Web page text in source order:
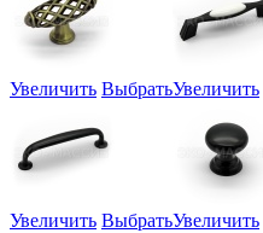
Увеличить ВыбратьУвеличить
Увеличить ВыбратьУвеличить